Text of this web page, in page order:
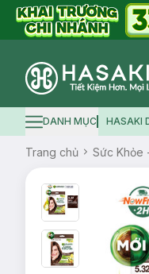
Logo
Hamburger icon
DANH MỤC HASAKI
Trang chủ Sức Khỏe